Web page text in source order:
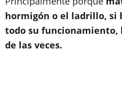
hormigón o el ladrillo, si
todo su funcionamiento,
de las veces.